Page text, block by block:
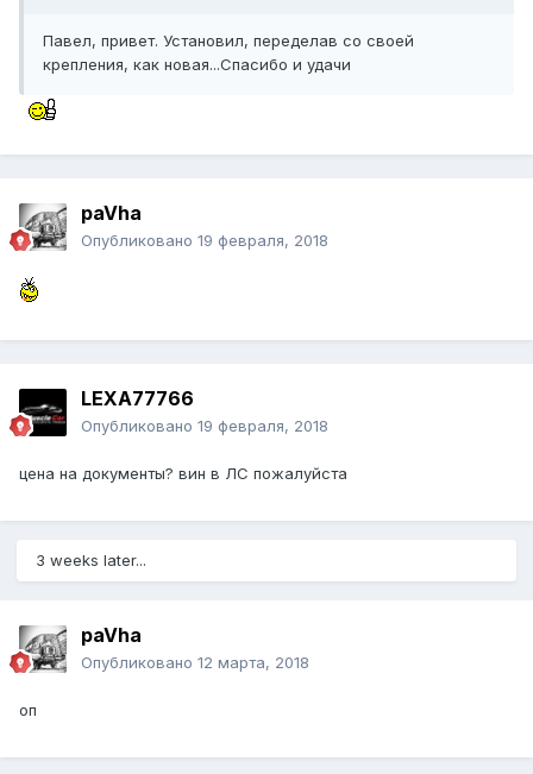
Павел, привет. Установил, переделав со своей
крепления, как новая...Спасибо и удачи
paVha
Опубликовано 19 февраля, 2018
LEXA77766
Опубликовано 19 февраля, 2018
цена на документы? вин в ЛС пожалуйста
3 weeks later...
paVha
Опубликовано 12 марта, 2018
оп